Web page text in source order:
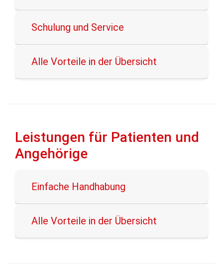
Schulung und Service
Alle Vorteile in der Übersicht
Leistungen für Patienten und
Angehörige
Einfache Handhabung
Alle Vorteile in der Übersicht